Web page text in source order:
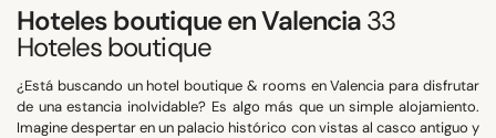
Hoteles boutique en Valencia33
Hoteles boutique
¿Está buscando un hotel boutique & rooms en Valencia para disfrutar
de una estancia inolvidable? Es algo más que un simple alojamiento.
Imagine despertar en un palacio histórico con vistas al casco antiguo y
PUNTUACIÓN
ZONA